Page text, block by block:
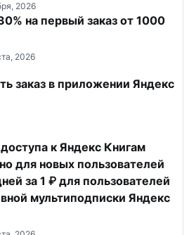
2026
на первый заказ от 1000
2026
заказ в приложении Яндекс
к Яндекс Книгам
для новых пользователей
за 1 ₽ для пользователей
мультиподписки Яндекс